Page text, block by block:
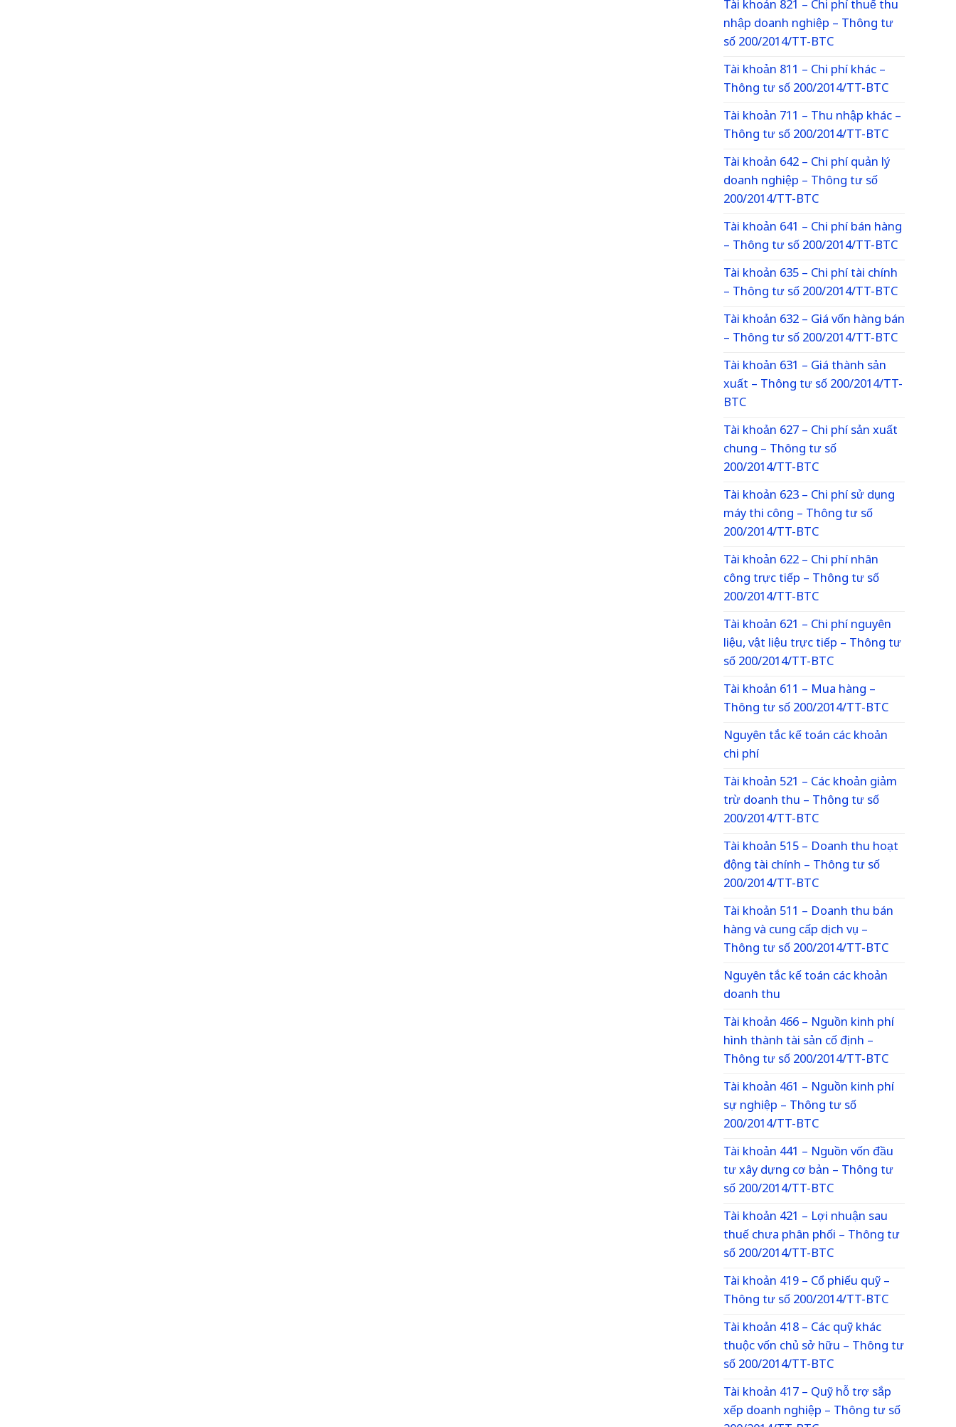
Tài khoản 821 – Chi phí thuế thu
nhập doanh nghiệp – Thông tư
số 200/2014/TT-BTC
Tài khoản 811 – Chi phí khác –
Thông tư số 200/2014/TT-BTC
Tài khoản 711 – Thu nhập khác –
Thông tư số 200/2014/TT-BTC
Tài khoản 642 – Chi phí quản lý
doanh nghiệp – Thông tư số
200/2014/TT-BTC
Tài khoản 641 – Chi phí bán hàng
– Thông tư số 200/2014/TT-BTC
Tài khoản 635 – Chi phí tài chính
– Thông tư số 200/2014/TT-BTC
Tài khoản 632 – Giá vốn hàng bán
– Thông tư số 200/2014/TT-BTC
Tài khoản 631 – Giá thành sản
xuất – Thông tư số 200/2014/TT-
BTC
Tài khoản 627 – Chi phí sản xuất
chung – Thông tư số
200/2014/TT-BTC
Tài khoản 623 – Chi phí sử dụng
máy thi công – Thông tư số
200/2014/TT-BTC
Tài khoản 622 – Chi phí nhân
công trực tiếp – Thông tư số
200/2014/TT-BTC
Tài khoản 621 – Chi phí nguyên
liệu, vật liệu trực tiếp – Thông tư
số 200/2014/TT-BTC
Tài khoản 611 – Mua hàng –
Thông tư số 200/2014/TT-BTC
Nguyên tắc kế toán các khoản
chi phí
Tài khoản 521 – Các khoản giảm
trừ doanh thu – Thông tư số
200/2014/TT-BTC
Tài khoản 515 – Doanh thu hoạt
động tài chính – Thông tư số
200/2014/TT-BTC
Tài khoản 511 – Doanh thu bán
hàng và cung cấp dịch vụ –
Thông tư số 200/2014/TT-BTC
Nguyên tắc kế toán các khoản
doanh thu
Tài khoản 466 – Nguồn kinh phí
hình thành tài sản cố định –
Thông tư số 200/2014/TT-BTC
Tài khoản 461 – Nguồn kinh phí
sự nghiệp – Thông tư số
200/2014/TT-BTC
Tài khoản 441 – Nguồn vốn đầu
tư xây dựng cơ bản – Thông tư
số 200/2014/TT-BTC
Tài khoản 421 – Lợi nhuận sau
thuế chưa phân phối – Thông tư
số 200/2014/TT-BTC
Tài khoản 419 – Cổ phiếu quỹ –
Thông tư số 200/2014/TT-BTC
Tài khoản 418 – Các quỹ khác
thuộc vốn chủ sở hữu – Thông tư
số 200/2014/TT-BTC
Tài khoản 417 – Quỹ hỗ trợ sắp
xếp doanh nghiệp – Thông tư số